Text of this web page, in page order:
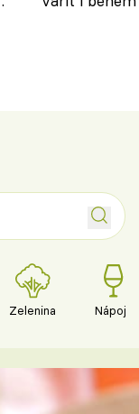
Zelenina Nápoje